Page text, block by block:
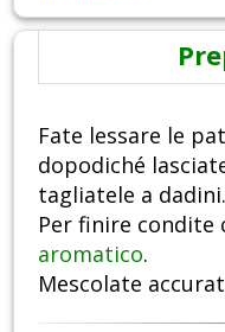
Fate lessare le
dopodiché
tagliatele a dadini.
Per finire condite
aromatico.
Mescolate